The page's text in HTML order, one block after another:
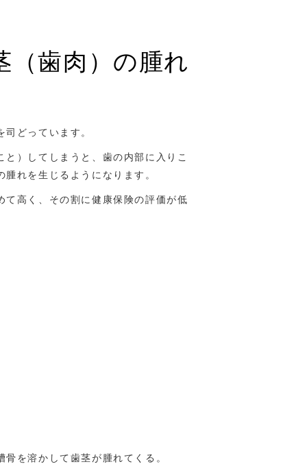
（歯肉）の腫れ
どっています。
）してしまうと、歯の内部に入りこ
れを生じるようになります。
高く、その割に健康保険の評価が低
を溶かして歯茎が腫れてくる。